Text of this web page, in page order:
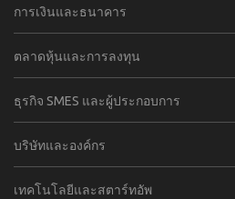
การเงินและธนาคาร
ตลาดหุ้นและการลงทุน
ธุรกิจ SMES และผู้ประกอบการ
บริษัทและองค์กร
เทคโนโลยีและสตาร์ทอัพ